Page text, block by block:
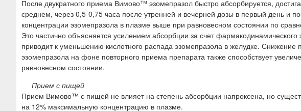
После двукратного приема Вимово™ эзомепразол быстро абсорбируется,
среднем, через 0,5-0,75 часа после утренней и вечерней дозы в первый день и
концентрации эзомепразола в плазме выше при равновесном состоянии по
Это частично объясняется усилением абсорбции за счет
приводит к уменьшению кислотного распада эзомепразола в желудке. Снижение
эзомепразола на фоне повторного приема препарата также способствует
равновесном состоянии.
Прием с пищей
Прием Вимово™ с пищей не влияет на степень абсорбции напроксена, но
на 12% максимальную концентрацию в плазме.